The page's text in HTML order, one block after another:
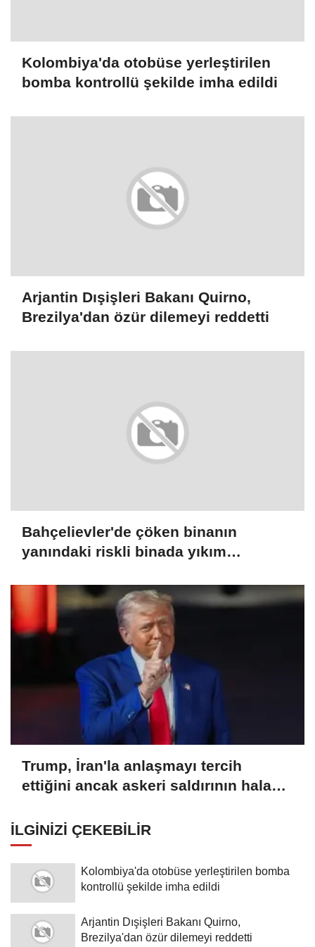
Kolombiya'da otobüse yerleştirilen
bomba kontrollü şekilde imha edildi
Arjantin Dışişleri Bakanı Quirno,
Brezilya'dan özür dilemeyi reddetti
Bahçelievler'de çöken binanın
yanındaki riskli binada yıkım
Trump, İran'la anlaşmayı tercih
ettiğini ancak askeri saldırının hala
İLGINIZI ÇEKEBILIR
Kolombiya'da otobüse yerleştirilen bomba
kontrollü şekilde imha edildi
Arjantin Dışişleri Bakanı Quirno,
Brezilya'dan özür dilemeyi reddetti